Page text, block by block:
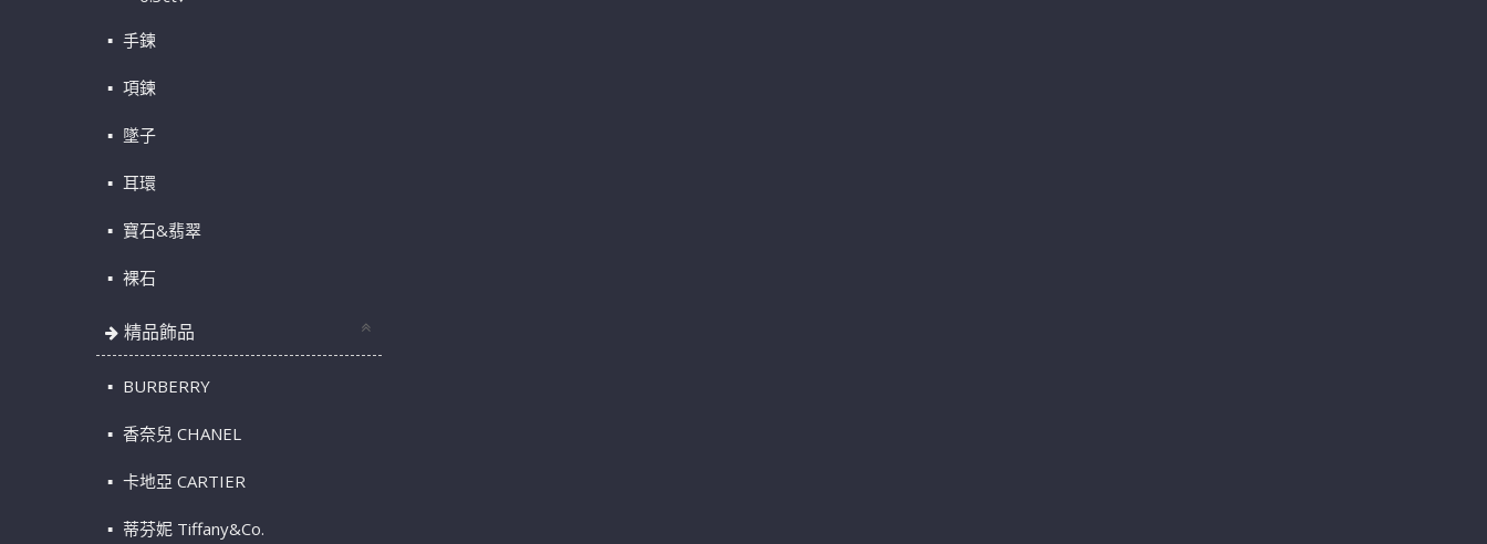
手鍊
項鍊
墜子
耳環
寶石&翡翠
裸石
精品飾品
BURBERRY
香奈兒 CHANEL
卡地亞 CARTIER
蒂芬妮 Tiffany&Co.